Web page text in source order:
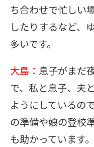
ち合わせで忙しい
したりするなど、
多いです。
大島： 息子がまだ
で、私と息子、夫
ようにしているの
の準備や娘の登校
も助かっています